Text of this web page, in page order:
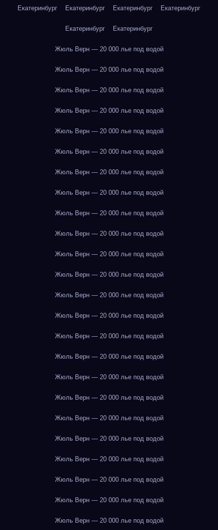
Екатеринбург Екатеринбург Екатеринбург Екатеринбург
Екатеринбург Екатеринбург
Жюль Верн — 20 000 лье под водой
Жюль Верн — 20 000 лье под водой
Жюль Верн — 20 000 лье под водой
Жюль Верн — 20 000 лье под водой
Жюль Верн — 20 000 лье под водой
Жюль Верн — 20 000 лье под водой
Жюль Верн — 20 000 лье под водой
Жюль Верн — 20 000 лье под водой
Жюль Верн — 20 000 лье под водой
Жюль Верн — 20 000 лье под водой
Жюль Верн — 20 000 лье под водой
Жюль Верн — 20 000 лье под водой
Жюль Верн — 20 000 лье под водой
Жюль Верн — 20 000 лье под водой
Жюль Верн — 20 000 лье под водой
Жюль Верн — 20 000 лье под водой
Жюль Верн — 20 000 лье под водой
Жюль Верн — 20 000 лье под водой
Жюль Верн — 20 000 лье под водой
Жюль Верн — 20 000 лье под водой
Жюль Верн — 20 000 лье под водой
Жюль Верн — 20 000 лье под водой
Жюль Верн — 20 000 лье под водой
Жюль Верн — 20 000 лье под водой